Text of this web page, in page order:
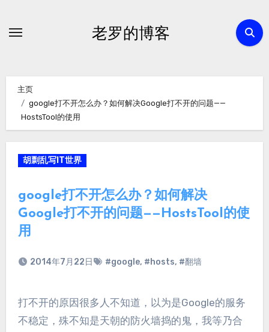
老罗的博客
主页
google打不开怎么办？如何解决Google打不开的问题——
HostsTool的使用
胡剽乱写IT世界
google打不开怎么办？如何解决
Google打不开的问题——HostsTool的使
用
2014年7月22日 #google, #hosts, #翻墙
打不开的原因很多人不知道，以为是Google的服务
不稳定，殊不知是天朝的防火墙捣的鬼，我等乃合